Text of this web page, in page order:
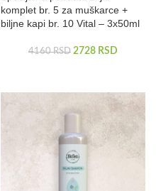
komplet br. 5 za muškarce +
biljne kapi br. 10 Vital – 3x50ml
4160RSD 2728 RSD